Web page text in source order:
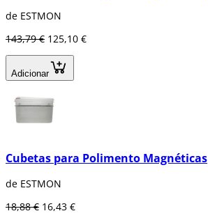
de ESTMON
143,79 € 125,10 €
Adicionar
Cubetas para Polimento Magnéticas
de ESTMON
18,88 € 16,43 €